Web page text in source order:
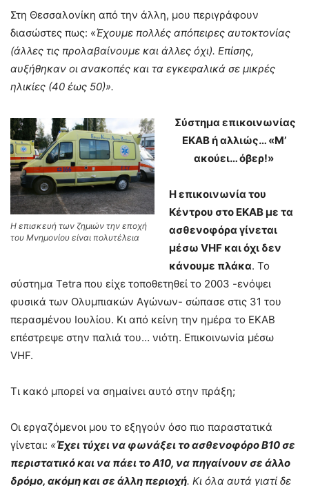
Στη Θεσσαλονίκη από την άλλη, μου περιγράφουν
διασώστες πως: «Έχουμε πολλές απόπειρες αυτοκτονίας
(άλλες τις προλαβαίνουμε και άλλες όχι). Επίσης,
αυξήθηκαν οι ανακοπές και τα εγκεφαλικά σε μικρές
ηλικίες (40 έως 50)».
Η επισκευή των ζημιών την εποχή
του Μνημονίου είναι πολυτέλεια
Σύστημα επικοινωνίας
ΕΚΑΒ ή αλλιώς… «Μ’
ακούει… όβερ!»
Η επικοινωνία του
Κέντρου στο ΕΚΑΒ με τα
ασθενοφόρα γίνεται
μέσω VHF και όχι δεν
κάνουμε πλάκα. Το
σύστημα Tetra που είχε τοποθετηθεί το 2003 -ενόψει
φυσικά των Ολυμπιακών Αγώνων- σώπασε στις 31 του
περασμένου Ιουλίου. Κι από κείνη την ημέρα το ΕΚΑΒ
επέστρεψε στην παλιά του… νιότη. Επικοινωνία μέσω
VHF.
Τι κακό μπορεί να σημαίνει αυτό στην πράξη;
Οι εργαζόμενοι μου το εξηγούν όσο πιο παραστατικά
γίνεται: «Έχει τύχει να φωνάξει το ασθενοφόρο Β10 σε
περιστατικό και να πάει το Α10, να πηγαίνουν σε άλλο
δρόμο, ακόμη και σε άλλη περιοχή. Κι όλα αυτά γιατί δε